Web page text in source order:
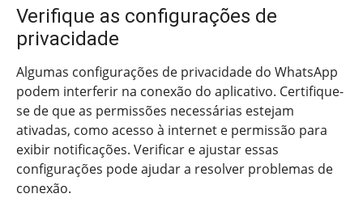
Verifique as configurações de
privacidade
Algumas configurações de privacidade do WhatsApp
podem interferir na conexão do aplicativo. Certifique-
se de que as permissões necessárias estejam
ativadas, como acesso à internet e permissão para
exibir notificações. Verificar e ajustar essas
configurações pode ajudar a resolver problemas de
conexão.